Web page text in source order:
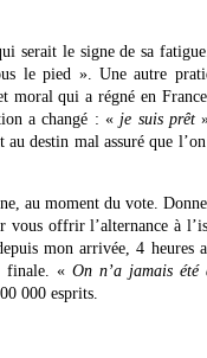
serait le signe de sa
le pied ». Une autre
qui a régné en
a changé : « je suis prêt
destin mal assuré que
au moment du vote.
offrir l’alternance à
mon arrivée, 4 heures
finale. « On n’a jamais été
000 esprits.